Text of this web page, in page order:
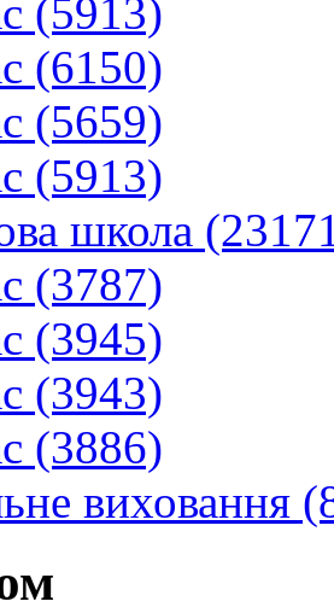
(5913)
(6150)
(5659)
(5913)
школа
(3787)
(3945)
(3943)
(3886)
виховання